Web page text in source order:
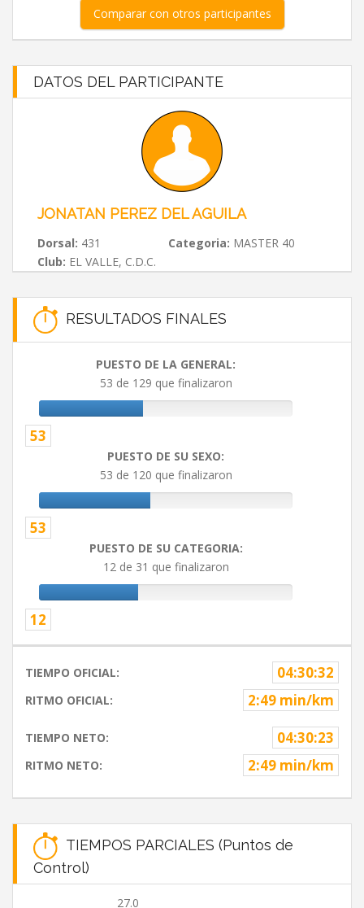
Comparar con otros participantes
DATOS DEL PARTICIPANTE
JONATAN PEREZ DEL AGUILA
Dorsal: 431 Categoria: MASTER 40
Club: EL VALLE, C.D.C.
RESULTADOS FINALES
PUESTO DE LA GENERAL:
53 de 129 que finalizaron
53
PUESTO DE SU SEXO:
53 de 120 que finalizaron
53
PUESTO DE SU CATEGORIA:
12 de 31 que finalizaron
12
TIEMPO OFICIAL: 04:30:32
RITMO OFICIAL: 2:49 min/km
TIEMPO NETO: 04:30:23
RITMO NETO: 2:49 min/km
TIEMPOS PARCIALES (Puntos de
Control)
27.0